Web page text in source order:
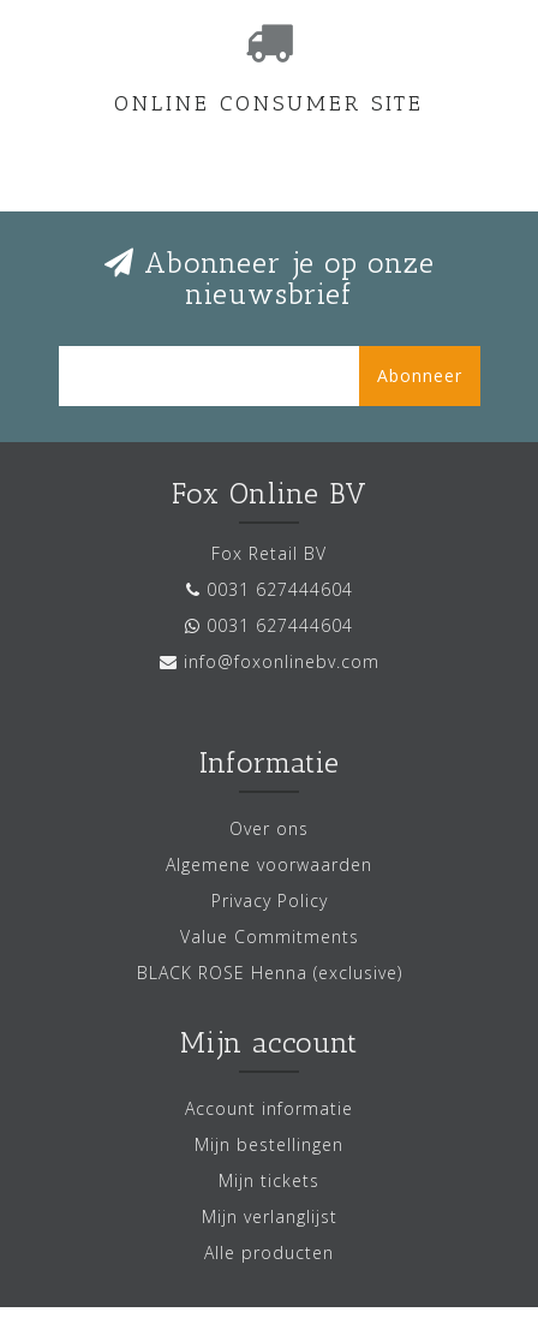
ONLINE CONSUMER SITE
Abonneer je op onze
nieuwsbrief
Abonneer
Fox Online BV
Fox Retail BV
0031 627444604
0031 627444604
info@foxonlinebv.com
Informatie
Over ons
Algemene voorwaarden
Privacy Policy
Value Commitments
BLACK ROSE Henna (exclusive)
Mijn account
Account informatie
Mijn bestellingen
Mijn tickets
Mijn verlanglijst
Alle producten